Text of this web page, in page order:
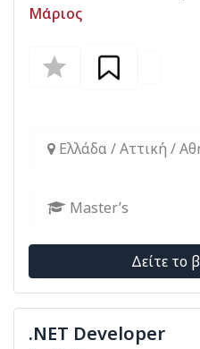
Μάριος
Ελλάδα / Αττική /
Master’s
Δείτε το
.NET Developer